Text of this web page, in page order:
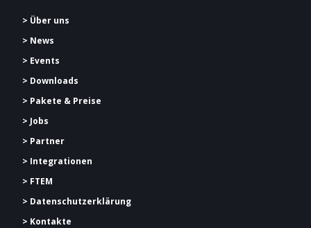
> Über uns
> News
> Events
> Downloads
> Pakete & Preise
> Jobs
> Partner
> Integrationen
> FTEM
> Datenschutzerklärung
> Kontakte